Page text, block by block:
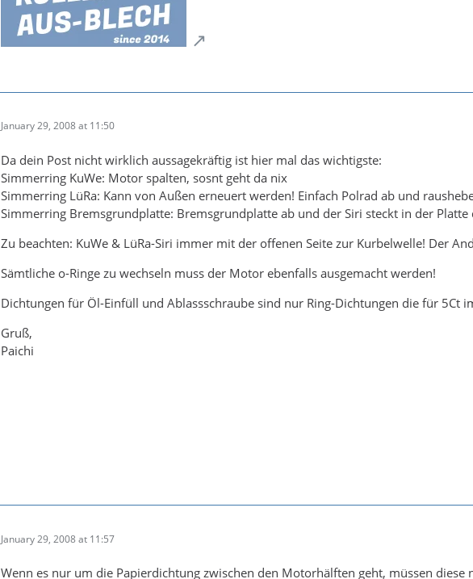
January 29, 2008 at 11:50
Da dein Post nicht wirklich aussagekräftig ist hier mal das wichtigste:
Simmerring KuWe: Motor spalten, sosnt geht da nix
Simmerring LüRa: Kann von Außen erneuert werden! Einfach Polrad ab und
Simmerring Bremsgrundplatte: Bremsgrundplatte ab und der Siri steckt in der Platte
Zu beachten: KuWe & LüRa-Siri immer mit der offenen Seite zur Kurbelwelle! Der
Sämtliche o-Ringe zu wechseln muss der Motor ebenfalls ausgemacht werden!
Dichtungen für Öl-Einfüll und Ablassschraube sind nur Ring-Dichtungen die für 5Ct
Gruß,
Paichi
January 29, 2008 at 11:57
Wenn es nur um die Papierdichtung zwischen den Motorhälften geht, müssen